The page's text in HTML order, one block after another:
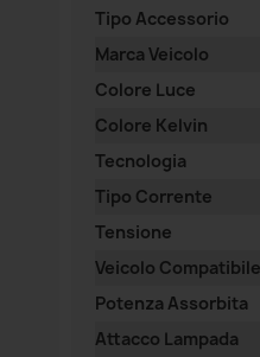
Tipo Accessorio
Marca Veicolo
Colore Luce
Colore Kelvin
Tecnologia
Tipo Corrente
Tensione
Veicolo Compatibile
Potenza Assorbita
Attacco Lampada